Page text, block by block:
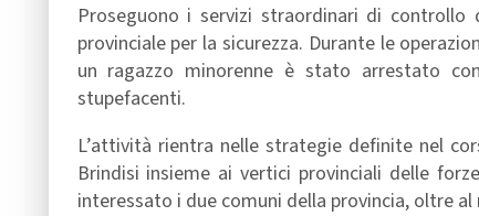
Proseguono i servizi straordinari di
provinciale per la sicurezza. Durante le
un ragazzo minorenne è stato arrestato
stupefacenti.
L’attività rientra nelle strategie definite nel
Brindisi insieme ai vertici provinciali delle
interessato i due comuni della provincia, oltre